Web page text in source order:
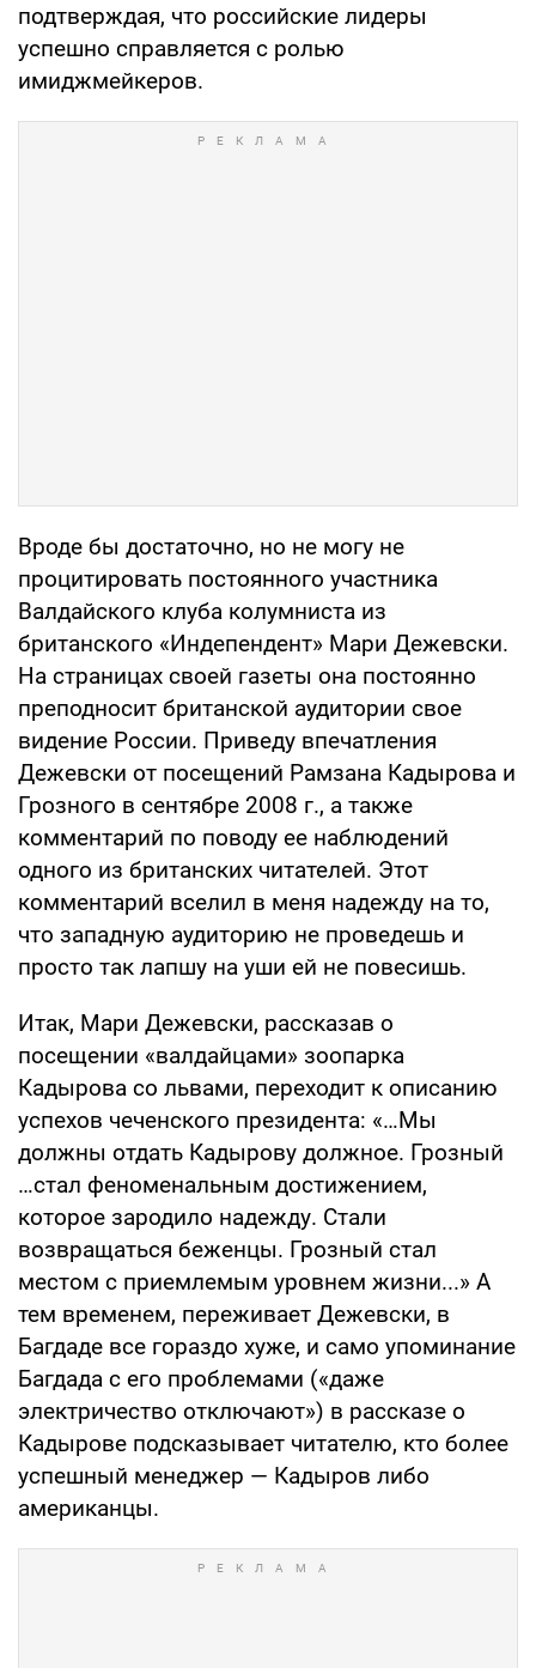
подтверждая, что российские лидеры
успешно справляется с ролью
имиджмейкеров.
Вроде бы достаточно, но не могу не
процитировать постоянного участника
Валдайского клуба колумниста из
британского «Индепендент» Мари Дежевски.
На страницах своей газеты она постоянно
преподносит британской аудитории свое
видение России. Приведу впечатления
Дежевски от посещений Рамзана Кадырова и
Грозного в сентябре 2008 г., а также
комментарий по поводу ее наблюдений
одного из британских читателей. Этот
комментарий вселил в меня надежду на то,
что западную аудиторию не проведешь и
просто так лапшу на уши ей не повесишь.
Итак, Мари Дежевски, рассказав о
посещении «валдайцами» зоопарка
Кадырова со львами, переходит к описанию
успехов чеченского президента: «…Мы
должны отдать Кадырову должное. Грозный
…стал феноменальным достижением,
которое зародило надежду. Стали
возвращаться беженцы. Грозный стал
местом с приемлемым уровнем жизни...» А
тем временем, переживает Дежевски, в
Багдаде все гораздо хуже, и само упоминание
Багдада с его проблемами («даже
электричество отключают») в рассказе о
Кадырове подсказывает читателю, кто более
успешный менеджер — Кадыров либо
американцы.